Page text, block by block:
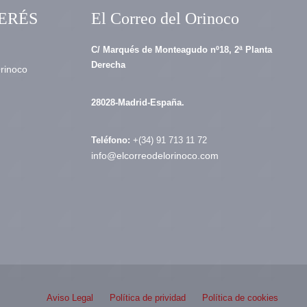
El Correo del Orinoco
C/ Marqués de Monteagudo nº18, 2ª Planta
Derecha
28028-Madrid-España.
Teléfono: +(34) 91 713 11 72
info@elcorreodelorinoco.com
Aviso Legal Política de prividad Política de cookies